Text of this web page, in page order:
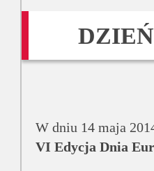
W dniu 14 maja
VI Edycja Dnia